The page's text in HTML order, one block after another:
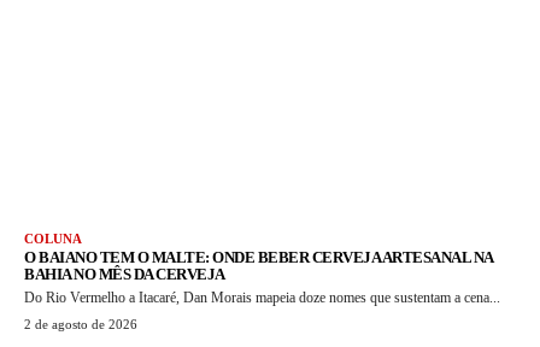
COLUNA
O BAIANO TEM O MALTE: ONDE BEBER CERVEJA ARTESANAL NA
BAHIA NO MÊS DA CERVEJA
Do Rio Vermelho a Itacaré, Dan Morais mapeia doze nomes que sustentam a cena...
2 de agosto de 2026